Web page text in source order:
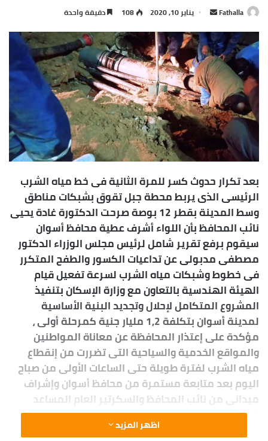
Fathalla
س
ل
ب
ر
ي
د
ا
ت
ر
و
ن
ي
ا
يناير 10, 2020 108 دقيقة واحدة
بعد تكرار حدوث كسر للمرة الثانية فى خط مياه الشرب
الرئيسى الذى يربط محطة جبل تقوق بشبكات مناطق
وسط المدينة بقطر 12 بوصة صرحت الدكتورة غادة يحيى
نائب المحافظ بأن اللواء أشرف عطية محافظ أسوان
سيقوم برفع تقرير شامل لرئيس مجلس الوزراء الدكتور
مصطفى مدبولى عن تداعيات الكسور والطفح المتكرر
فى خطوط وشبكات مياه الشرب لسرعة تفعيل قيام
الهيئة الهندسية بالتعاون مع وزارة الإسكان بتنفيذ
المشروع المتكامل لإحلال وتجديد البنية الأساسية
لمدينة أسوان بتكلفة 1,2 مليار جنية كمرحلة أولى ،
مؤكدة على إعتذار المحافظة عن معاناة المواطنين
والمواقع الخدمية والسياحية التى تضررت من إنقطاع
مياه الشرب لفترة طويلة حتى الساعات الأولى من صباح
اليوم بعد متابعة مستمرة من محافظ أسوان وإشراف
ميدانى من نائب المحافظ والسكرتير العام المساعد
اللواء عماد يوسف ، بجانب قيادات وضباط الحماية
المدنية والمدعمة بـ 3 عربت مطافى ومواتير شفط
اظهر المزيد